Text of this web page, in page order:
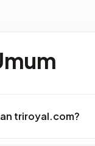
triroyal.com?